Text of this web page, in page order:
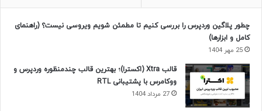
چطور پلاگین وردپرس را بررسی کنیم تا مطمئن شویم ویروسی نیست؟ (راهنمای
کامل و ابزارها)
25 مهر 1404
قالب Xtra (اکسترا)؛ بهترین قالب چندمنظوره وردپرس و
ووکامرس با پشتیبانی RTL
27 مرداد 1404